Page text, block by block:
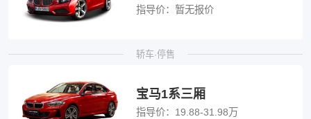
指导价： 暂无报价
轿车·停售
宝马1系三厢
指导价： 19.88-31.98万